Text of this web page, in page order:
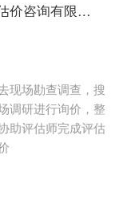
广东国众联资产评估土地房地产估价咨询有限公司
现场勘查调查，搜
调研进行询价，整
助评估师完成评估